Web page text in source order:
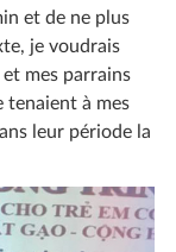
et de ne plus
je voudrais
et mes parrains
tenaient à mes
leur période la